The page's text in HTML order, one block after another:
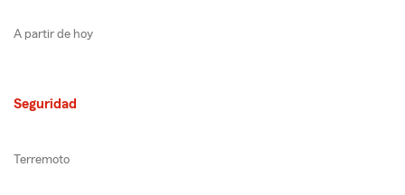
A partir de hoy
Seguridad
Terremoto